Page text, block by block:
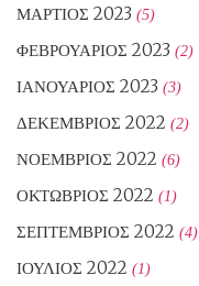
ΜΆΡΤΙΟΣ 2023 (5)
ΦΕΒΡΟΥΆΡΙΟΣ 2023 (2)
ΙΑΝΟΥΆΡΙΟΣ 2023 (3)
ΔΕΚΈΜΒΡΙΟΣ 2022 (2)
ΝΟΈΜΒΡΙΟΣ 2022 (6)
ΟΚΤΏΒΡΙΟΣ 2022 (1)
ΣΕΠΤΈΜΒΡΙΟΣ 2022 (4)
ΙΟΎΛΙΟΣ 2022 (1)